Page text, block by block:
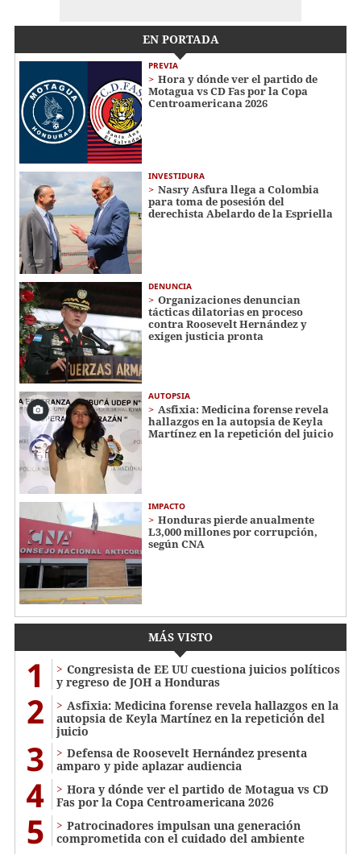
EN PORTADA
PREVIA
Hora y dónde ver el partido de
Motagua vs CD Fas por la Copa
Centroamericana 2026
INVESTIDURA
Nasry Asfura llega a Colombia
para toma de posesión del
derechista Abelardo de la Espriella
DENUNCIA
Organizaciones denuncian
tácticas dilatorias en proceso
contra Roosevelt Hernández y
exigen justicia pronta
AUTOPSIA
Asfixia: Medicina forense revela
hallazgos en la autopsia de Keyla
Martínez en la repetición del juicio
IMPACTO
Honduras pierde anualmente
L3,000 millones por corrupción,
según CNA
MÁS VISTO
1
Congresista de EE UU cuestiona juicios políticos
y regreso de JOH a Honduras
2
Asfixia: Medicina forense revela hallazgos en la
autopsia de Keyla Martínez en la repetición del
juicio
3
Defensa de Roosevelt Hernández presenta
amparo y pide aplazar audiencia
4
Hora y dónde ver el partido de Motagua vs CD
Fas por la Copa Centroamericana 2026
5
Patrocinadores impulsan una generación
comprometida con el cuidado del ambiente